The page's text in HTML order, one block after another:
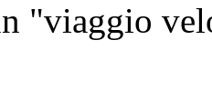
"viaggio